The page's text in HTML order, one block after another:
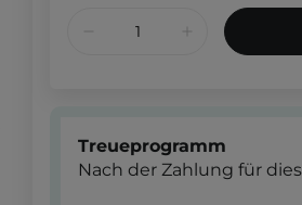
Treueprogramm
Nach der Zahlung für